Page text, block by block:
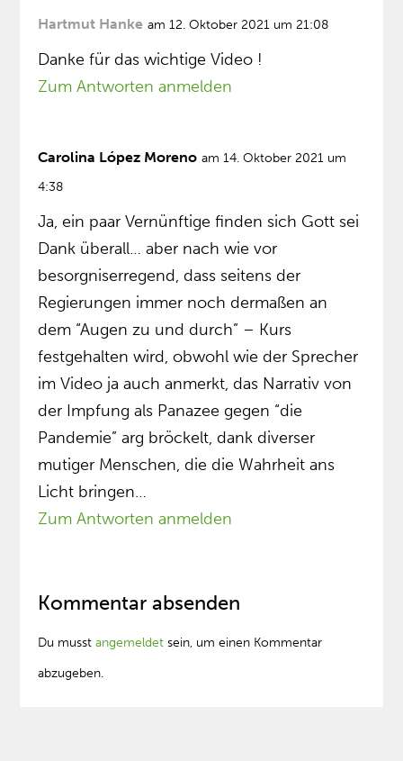
Hartmut Hanke am 12. Oktober 2021 um 21:08
Danke für das wichtige Video !
Zum Antworten anmelden
Carolina López Moreno am 14. Oktober 2021 um
4:38
Ja, ein paar Vernünftige finden sich Gott sei
Dank überall… aber nach wie vor
besorgniserregend, dass seitens der
Regierungen immer noch dermaßen an
dem “Augen zu und durch” – Kurs
festgehalten wird, obwohl wie der Sprecher
im Video ja auch anmerkt, das Narrativ von
der Impfung als Panazee gegen “die
Pandemie” arg bröckelt, dank diverser
mutiger Menschen, die die Wahrheit ans
Licht bringen…
Zum Antworten anmelden
Kommentar absenden
Du musstangemeldet sein, um einen Kommentar
abzugeben.